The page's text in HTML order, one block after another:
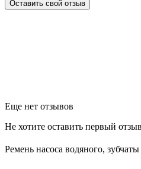
Еще нет отзывов
Не хотите оставить первый
Ремень насоса водяного,